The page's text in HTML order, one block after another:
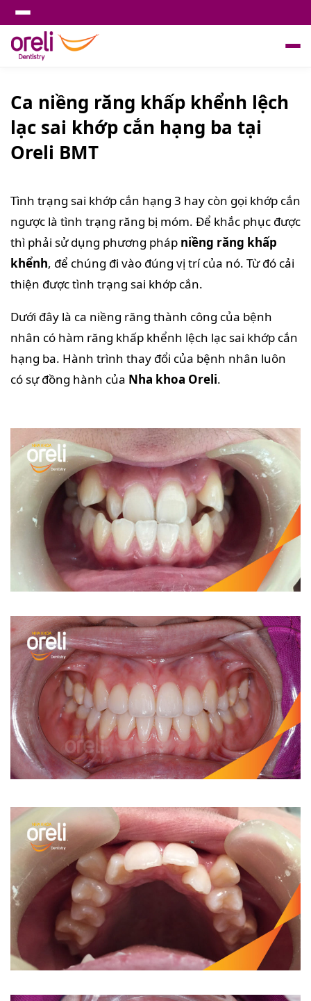
Ca niềng răng khấp khểnh lệch
lạc sai khớp cắn hạng ba tại
Oreli BMT
Tình trạng sai khớp cắn hạng 3 hay còn gọi khớp cắn
ngược là tình trạng răng bị móm. Để khắc phục được
thì phải sử dụng phương pháp niềng răng khấp
khểnh, để chúng đi vào đúng vị trí của nó. Từ đó cải
thiện được tình trạng sai khớp cắn.
Dưới đây là ca niềng răng thành công của bệnh
nhân có hàm răng khấp khểnh lệch lạc sai khớp cắn
hạng ba. Hành trình thay đổi của bệnh nhân luôn
có sự đồng hành của Nha khoa Oreli.